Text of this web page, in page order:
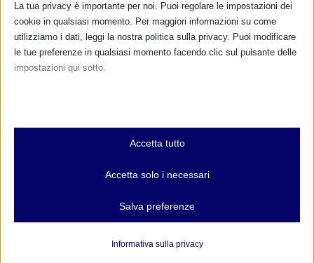
Nome:
La tua privacy è importante per noi. Puoi regolare le impostazioni dei
cookie in qualsiasi momento. Per maggiori informazioni su come
utilizziamo i dati, leggi la nostra politica sulla privacy. Puoi modificare
le tue preferenze in qualsiasi momento facendo clic sul pulsante delle
impostazioni qui sotto.
Essenziali
I cookie e i servizi essenziali abilitano le funzioni di base e sono
e servizi non richiedono il consenso dell'utente secondo il GDPR.
Analitici
Accetta tutto
Accetta solo i necessari
Salva preferenze
Informativa sulla privacy